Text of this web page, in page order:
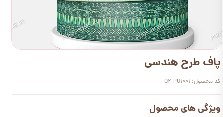
پاف طرح هندسی
کد محصول: Q2-PU1001
ویژگی های محصول